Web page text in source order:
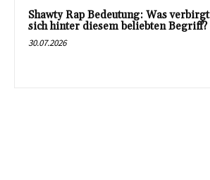
Shawty Rap Bedeutung: Was verbirgt
sich hinter diesem beliebten Begriff?
30.07.2026